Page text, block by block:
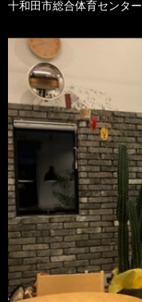
十和田市総合体育センター